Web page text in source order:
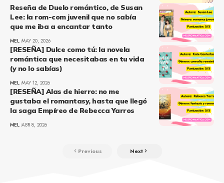
Reseña de Duelo romántico, de Susan
Lee: la rom-com juvenil que no sabía
que me iba a encantar tanto
MEL MAY 20, 2026
[RESEÑA] Dulce como tú: la novela
romántica que necesitabas en tu vida
(y no lo sabías)
MEL MAY 12, 2026
[RESEÑA] Alas de hierro: no me
gustaba el romantasy, hasta que llegó
la saga Empíreo de Rebecca Yarros
MEL ABR 8, 2026
Previous Next